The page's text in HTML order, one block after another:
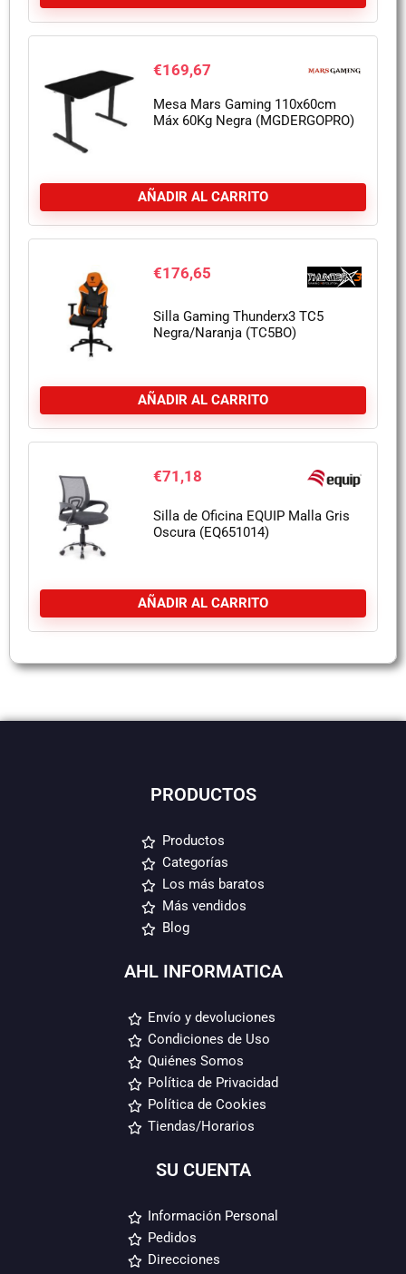
€169,67
Mesa Mars Gaming 110x60cm
Máx 60Kg Negra (MGDERGOPRO)
AÑADIR AL CARRITO
€176,65
Silla Gaming Thunderx3 TC5
Negra/Naranja (TC5BO)
AÑADIR AL CARRITO
€71,18
Silla de Oficina EQUIP Malla Gris
Oscura (EQ651014)
AÑADIR AL CARRITO
PRODUCTOS
Productos
Categorías
Los más baratos
Más vendidos
Blog
AHL INFORMATICA
Envío y devoluciones
Condiciones de Uso
Quiénes Somos
Política de Privacidad
Política de Cookies
Tiendas/Horarios
SU CUENTA
Información Personal
Pedidos
Direcciones